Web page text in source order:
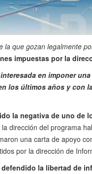
la que gozan legalmente
impuestas por la
en imponer una
los últimos años y con
la negativa de uno de
la dirección del programa
una carta de apoyo
por la dirección de
la libertad de